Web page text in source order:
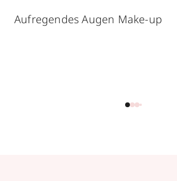
Aufregendes Augen Make-up